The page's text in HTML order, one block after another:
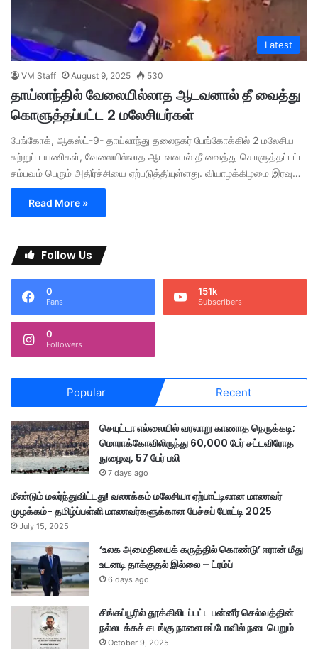
Latest
VM Staff August 9, 2025 530
தாய்லாந்தில் வேலையில்லாத ஆடவனால் தீ வைத்து
கொளுத்தப்பட்ட 2 மலேசியர்கள்
பேங்கோக், ஆகஸ்ட்-9- தாய்லாந்து தலைநகர் பேங்கோக்கில் 2 மலேசிய
சுற்றுப் பயணிகள், வேலையில்லாத ஆடவனால் தீ வைத்து கொளுத்தப்பட்ட
சம்பவம் பெரும் அதிர்ச்சியை ஏற்படுத்தியுள்ளது. வியாழக்கிழமை இரவு…
Read More »
Follow Us
0
Fans
151k
Subscribers
0
Followers
Popular Recent
செயுட்டா எல்லையில் வரலாறு காணாத நெருக்கடி;
மொராக்கோவிலிருந்து 60,000 பேர் சட்டவிரோத
நுழைவு, 57 பேர் பலி
7 days ago
மீண்டும் மலர்ந்துவிட்டது! வணக்கம் மலேசியா ஏற்பாட்டிலான மாணவர்
முழக்கம்- தமிழ்ப்பள்ளி மாணவர்களுக்கான பேச்சுப் போட்டி 2025
July 15, 2025
‘உலக அமைதியைக் கருத்தில் கொண்டு’ ஈரான் மீது
உடனடி தாக்குதல் இல்லை – ட்ரம்ப்
6 days ago
சிங்கப்பூரில் தூக்கிலிடப்பட்ட பன்னீர் செல்வத்தின்
நல்லடக்கச் சடங்கு நாளை ஈப்போவில் நடைபெறும்
October 9, 2025